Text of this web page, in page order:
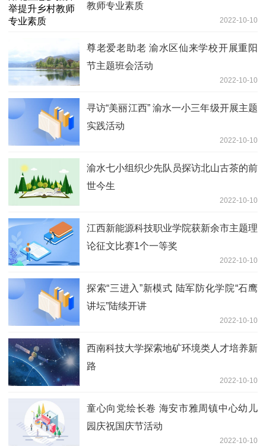
教师专业素质
2022-10-10
尊老爱老助老 渝水区仙来学校开展重阳
节主题班会活动
2022-10-10
寻访“美丽江西” 渝水一小三年级开展主题
实践活动
2022-10-10
渝水七小组织少先队员探访北山古茶的前
世今生
2022-10-10
江西新能源科技职业学院获新余市主题理
论征文比赛1个一等奖
2022-10-10
探索“三进入”新模式 陆军防化学院“石鹰
讲坛”陆续开讲
2022-10-10
西南科技大学探索地矿环境类人才培养新
路
2022-10-10
童心向党绘长卷 海安市雅周镇中心幼儿
园庆祝国庆节活动
2022-10-10